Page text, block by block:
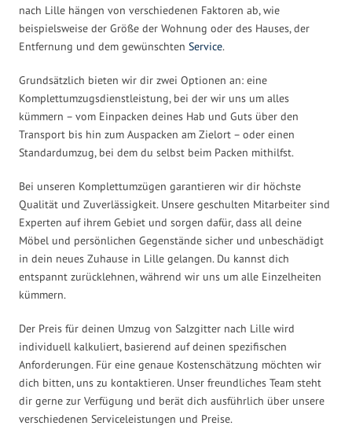
nach Lille hängen von verschiedenen Faktoren ab, wie
beispielsweise der Größe der Wohnung oder des Hauses, der
Entfernung und dem gewünschten Service.
Grundsätzlich bieten wir dir zwei Optionen an: eine
Komplettumzugsdienstleistung, bei der wir uns um alles
kümmern – vom Einpacken deines Hab und Guts über den
Transport bis hin zum Auspacken am Zielort – oder einen
Standardumzug, bei dem du selbst beim Packen mithilfst.
Bei unseren Komplettumzügen garantieren wir dir höchste
Qualität und Zuverlässigkeit. Unsere geschulten Mitarbeiter sind
Experten auf ihrem Gebiet und sorgen dafür, dass all deine
Möbel und persönlichen Gegenstände sicher und unbeschädigt
in dein neues Zuhause in Lille gelangen. Du kannst dich
entspannt zurücklehnen, während wir uns um alle Einzelheiten
kümmern.
Der Preis für deinen Umzug von Salzgitter nach Lille wird
individuell kalkuliert, basierend auf deinen spezifischen
Anforderungen. Für eine genaue Kostenschätzung möchten wir
dich bitten, uns zu kontaktieren. Unser freundliches Team steht
dir gerne zur Verfügung und berät dich ausführlich über unsere
verschiedenen Serviceleistungen und Preise.